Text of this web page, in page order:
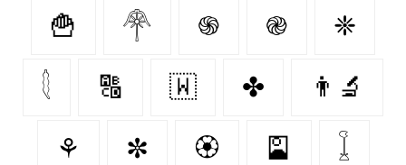
🍟 𓋇 ֍ ֎ ❈
𓇛 🔠 🇼‌ ✤ 👨‍🔬
⚘ ✼ 🏵️ 🎴 𓆼